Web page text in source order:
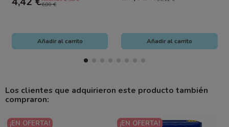
6,80 €
Añadir al carrito Añadir al carrito
Los clientes que adquirieron este producto también
compraron:
¡EN OFERTA!
¡EN OFERTA!